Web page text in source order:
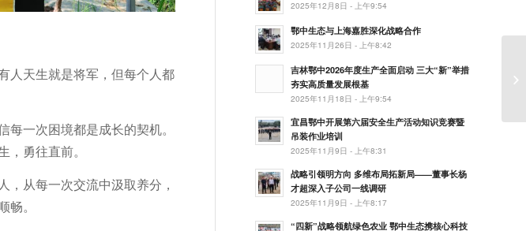
人天生就是将军，但每个人都
一次困境都是成长的契机。
勇往直前。
从每一次交流中汲取养分，
。
2025年12月8日 - 上午9:54
鄂中生态与上海嘉胜深化战略合作
2025年11月26日 - 上午8:42
吉林鄂中2026年度生产全面启动 三大“新”举措
夯实高质量发展根基
2025年11月18日 - 上午9:54
宜昌鄂中开展第六届安全生产活动知识竞赛暨
吊装作业培训
2025年11月9日 - 上午8:31
战略引领明方向 多维布局拓新局——董事长杨
才超深入子公司一线调研
2025年11月9日 - 上午8:17
“四新”战略领航绿色农业 鄂中生态携核心科技